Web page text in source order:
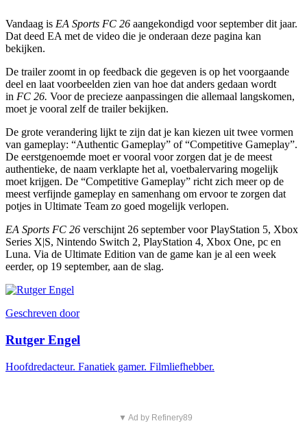
Vandaag is EA Sports FC 26 aangekondigd voor september dit jaar.
Dat deed EA met de video die je onderaan deze pagina kan
bekijken.
De trailer zoomt in op feedback die gegeven is op het voorgaande
deel en laat voorbeelden zien van hoe dat anders gedaan wordt
in FC 26. Voor de precieze aanpassingen die allemaal langskomen,
moet je vooral zelf de trailer bekijken.
De grote verandering lijkt te zijn dat je kan kiezen uit twee vormen
van gameplay: “Authentic Gameplay” of “Competitive Gameplay”.
De eerstgenoemde moet er vooral voor zorgen dat je de meest
authentieke, de naam verklapte het al, voetbalervaring mogelijk
moet krijgen. De “Competitive Gameplay” richt zich meer op de
meest verfijnde gameplay en samenhang om ervoor te zorgen dat
potjes in Ultimate Team zo goed mogelijk verlopen.
EA Sports FC 26 verschijnt 26 september voor PlayStation 5, Xbox
Series X|S, Nintendo Switch 2, PlayStation 4, Xbox One, pc en
Luna. Via de Ultimate Edition van de game kan je al een week
eerder, op 19 september, aan de slag.
Geschreven door
Rutger Engel
Hoofdredacteur. Fanatiek gamer. Filmliefhebber.
▼ Ad by Refinery89